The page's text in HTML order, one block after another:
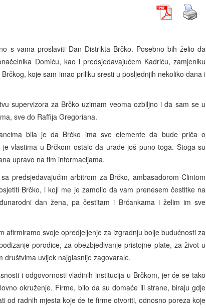
s vama proslaviti Dan Distrikta Brčko. Posebno bih želio da
Domiću, kao i predsjedavajućem Kadriću, zamjeniku
koje sam imao priliku sresti u posljednjih nekoliko dana i
supervizora za Brčko uzimam veoma ozbiljno i da sam se u
sve do Raffija Gregoriana.
bila je da Brčko ima sve elemente da bude priča o
vlastima u Brčkom ostalo da urade još puno toga. Stoga su
upravo na tim informacijama.
predsjedavajućim arbitrom za Brčko, ambasadorom Clintom
Brčko, i koji me je zamolio da vam prenesem čestitke na
dan žena, pa čestitam i Brčankama i želim im sve
afirmiramo svoje opredjeljenje za izgradnju bolje budućnosti za
porodice, za obezbjeđivanje pristojne plate, za život u
uvijek najglasnije zagovarale.
i odgovornosti vladinih institucija u Brčkom, jer će se tako
okruženje. Firme, bilo da su domaće ili strane, biraju gdje
od radnih mjesta koje će te firme otvoriti, odnosno poreza koje